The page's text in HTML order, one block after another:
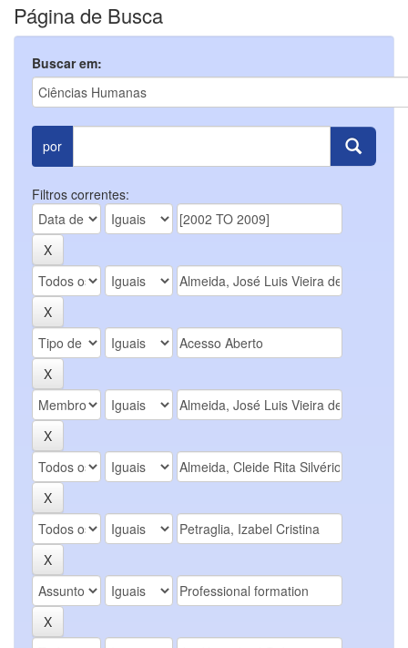
Página de Busca
Buscar em:
por
Filtros correntes: